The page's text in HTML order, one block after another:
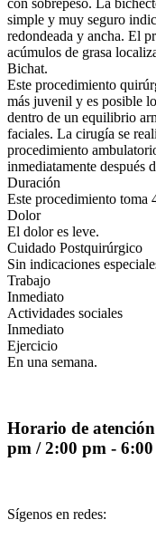
con sobrepeso. La
simple y muy seguro
redondeada y ancha. El
acúmulos de grasa
Bichat.
Este procedimiento
más juvenil y es posible
dentro de un equilibrio
faciales. La cirugía se
procedimiento
inmediatamente después
Duración
Este procedimiento toma
Dolor
El dolor es leve.
Cuidado Postquirúrgico
Sin indicaciones
Trabajo
Inmediato
Actividades sociales
Inmediato
Ejercicio
En una semana.
Horario de atención
pm / 2:00 pm -
Sígenos en redes: